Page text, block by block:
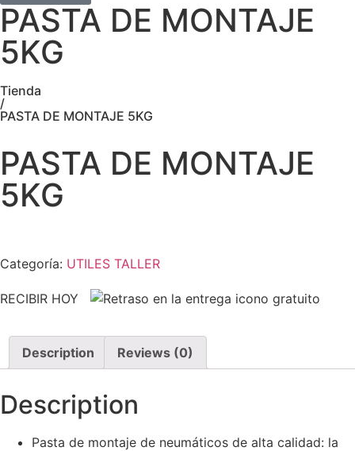
PASTA DE MONTAJE
5KG
Tienda
/
PASTA DE MONTAJE 5KG
PASTA DE MONTAJE
5KG
Categoría: UTILES TALLER
RECIBIR HOY
Description Reviews (0)
Description
Pasta de montaje de neumáticos de alta calidad: la